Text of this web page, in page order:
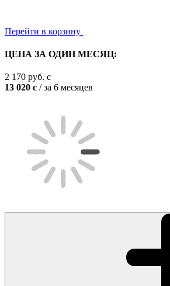
Перейти в корзину
ЦЕНА ЗА ОДИН МЕСЯЦ:
2 170 руб. c
13 020 c / за 6 месяцев